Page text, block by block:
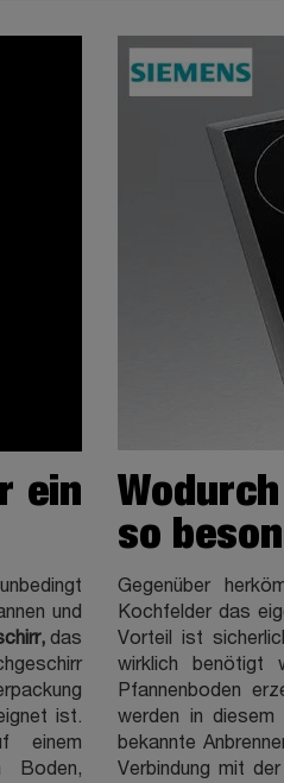
ein
und
das
ist.
einem
Boden,
so
Gegenüber
Kochfelder das
Vorteil ist
wirklich
Pfannenboden
werden in
bekannte
Verbindung mit der